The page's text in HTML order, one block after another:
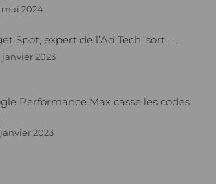
mai 2024
Spot, expert de l’Ad Tech, sort ...
janvier 2023
Performance Max casse les codes
janvier 2023